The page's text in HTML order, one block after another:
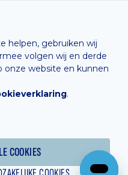
helpen, gebruiken wij
volgen wij en derde
onze website en kunnen
.
COOKIES